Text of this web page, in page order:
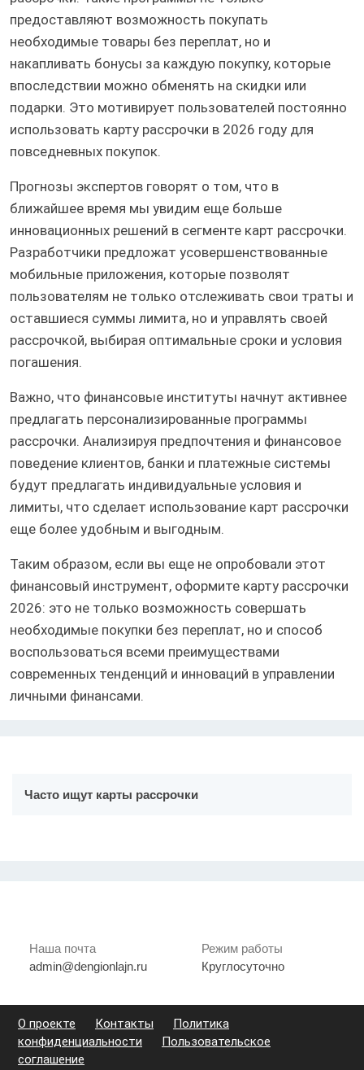
предоставляют возможность покупать
необходимые товары без переплат, но и
накапливать бонусы за каждую покупку, которые
впоследствии можно обменять на скидки или
подарки. Это мотивирует пользователей постоянно
использовать карту рассрочки в 2026 году для
повседневных покупок.
Прогнозы экспертов говорят о том, что в
ближайшее время мы увидим еще больше
инновационных решений в сегменте карт рассрочки.
Разработчики предложат усовершенствованные
мобильные приложения, которые позволят
пользователям не только отслеживать свои траты и
оставшиеся суммы лимита, но и управлять своей
рассрочкой, выбирая оптимальные сроки и условия
погашения.
Важно, что финансовые институты начнут активнее
предлагать персонализированные программы
рассрочки. Анализируя предпочтения и финансовое
поведение клиентов, банки и платежные системы
будут предлагать индивидуальные условия и
лимиты, что сделает использование карт рассрочки
еще более удобным и выгодным.
Таким образом, если вы еще не опробовали этот
финансовый инструмент, оформите карту рассрочки
2026: это не только возможность совершать
необходимые покупки без переплат, но и способ
воспользоваться всеми преимуществами
современных тенденций и инноваций в управлении
личными финансами.
Часто ищут карты рассрочки
Наша почта
admin@dengionlajn.ru
Режим работы
Круглосуточно
О проекте Контакты
Политика
конфиденциальности
Пользовательское
соглашение